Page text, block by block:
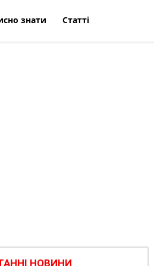
знати Статті
НОВИНИ